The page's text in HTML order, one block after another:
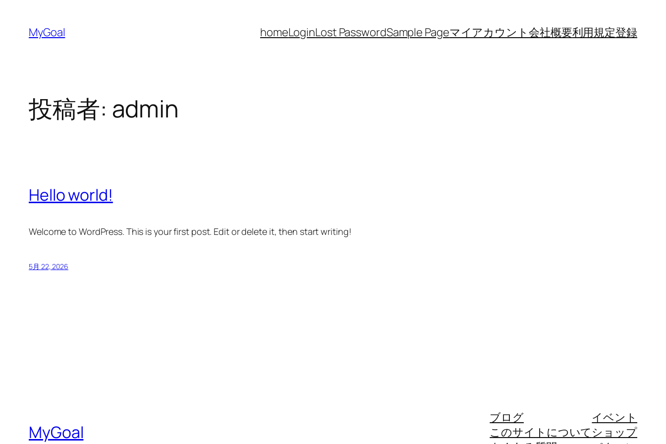
MyGoal homeLoginLost PasswordSample Pageマイアカウント 会社概要利用規定登録
投稿者: admin
Hello world!
Welcome to WordPress. This is your first post. Edit or delete it, then start writing!
5月 22, 2026
MyGoal
ブログ
このサイトについて
イベント
ショップ